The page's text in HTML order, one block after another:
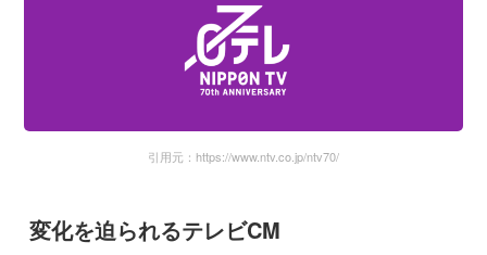
引用元：https://www.ntv.co.jp/ntv70/
変化を迫られるテレビCM